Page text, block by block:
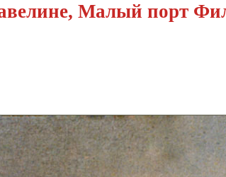
Малый порт